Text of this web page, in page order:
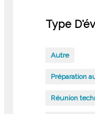
Type
Autre
Préparation
Réunion